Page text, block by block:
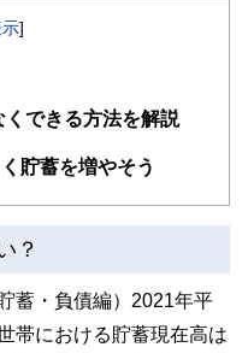
ようわかりやすく発信していま
」に関する書籍・雑誌の編集経
ら記事掲載まですべての工程に
公認会計士、社会保険労務
ト、キャリアコンサルタントな
、相続、保険、ローンなどの話
点です。
]
できる方法を解説
貯蓄を増やそう
？
蓄・負債編）2021年平
帯における貯蓄現在高は